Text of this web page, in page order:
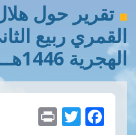
هلال الشهر
الثاني للسنة
Print